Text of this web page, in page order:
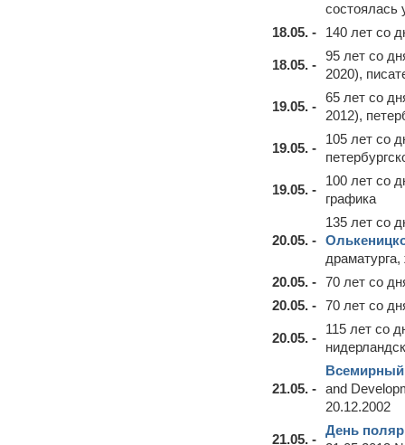
состоялась
18.05. -
140 лет со
18.05. -
95 лет со
2020),
19.05. -
65 лет со
2012),
19.05. -
105 лет со
19.05. -
100 лет со
графика
20.05. -
135 лет со
20.05. - 70 лет со
20.05. - 70 лет со
20.05. -
115 лет со
21.05. -
Всемирный
and
20.12.2002
21.05. -
День